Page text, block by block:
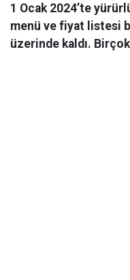
1 Ocak 2024’te
menü ve fiyat listesi
üzerinde kaldı.